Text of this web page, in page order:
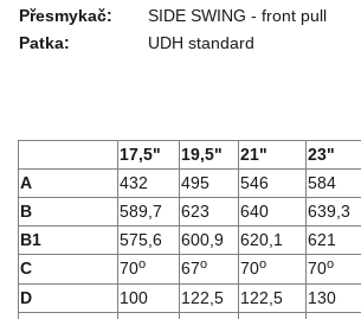
Přesmykač:
SIDE SWING - front pull
Patka:
UDH standard
17,5" 19,5" 21"
23"
A
432 495 546
584
B
589,7 623 640
639,3
B1
575,6 600,9 620,1
621
C
70o 67o 70o 70o
D 100 122,5 122,5
130